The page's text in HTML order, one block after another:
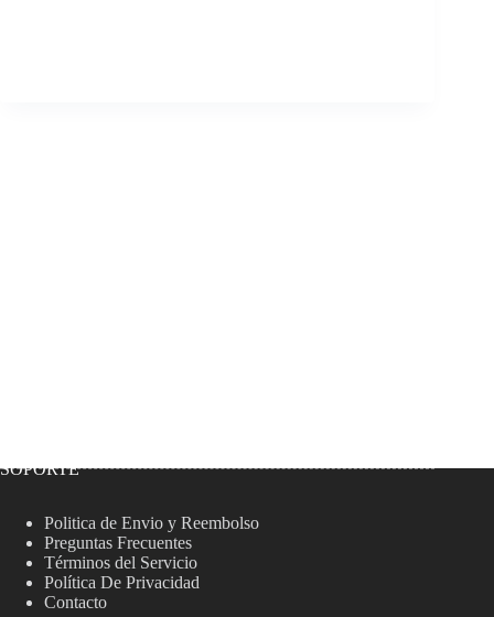
SOPORTE
Politica de Envio y Reembolso
Preguntas Frecuentes
Términos del Servicio
Política De Privacidad
Contacto